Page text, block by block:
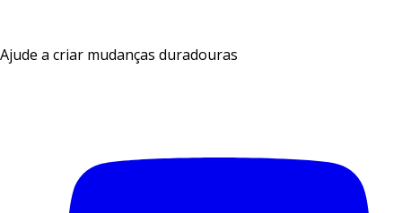
Ajude a criar mudanças duradouras